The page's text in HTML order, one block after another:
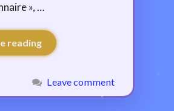
», …
reading
Leave comment